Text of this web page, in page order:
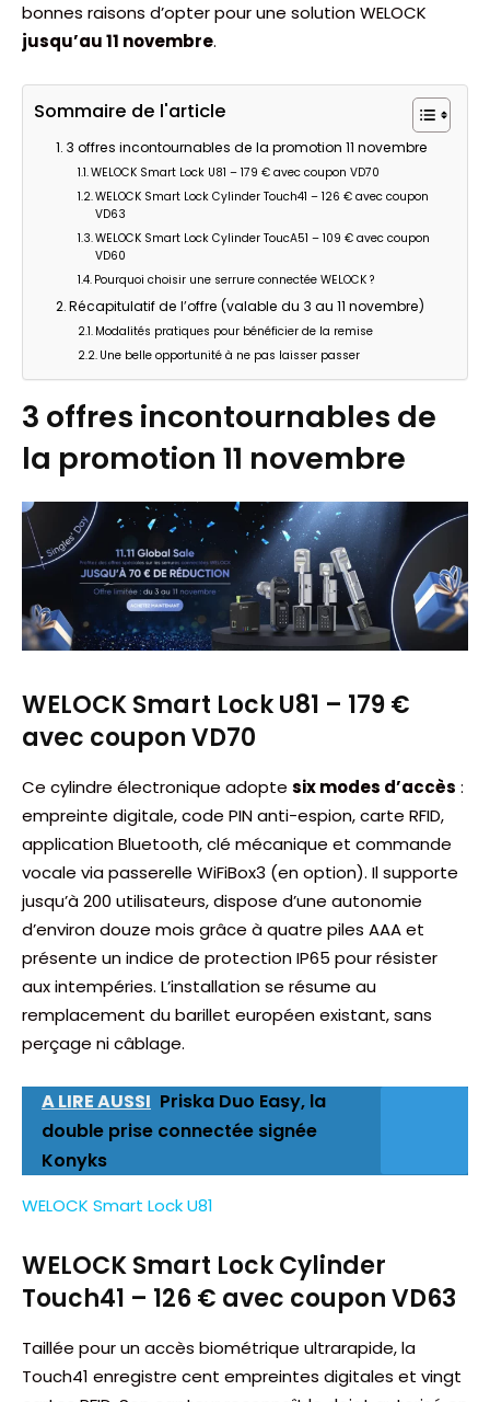
bonnes raisons d’opter pour une solution WELOCK
jusqu’au 11 novembre.
Sommaire de l'article
3 offres incontournables de la promotion 11 novembre
WELOCK Smart Lock U81 – 179 € avec coupon VD70
WELOCK Smart Lock Cylinder Touch41 – 126 € avec coupon
VD63
WELOCK Smart Lock Cylinder ToucA51 – 109 € avec coupon
VD60
Pourquoi choisir une serrure connectée WELOCK ?
Récapitulatif de l’offre (valable du 3 au 11 novembre)
Modalités pratiques pour bénéficier de la remise
Une belle opportunité à ne pas laisser passer
3 offres incontournables de
la promotion 11 novembre
WELOCK Smart Lock U81 – 179 €
avec coupon VD70
Ce cylindre électronique adopte six modes d’accès :
empreinte digitale, code PIN anti-espion, carte RFID,
application Bluetooth, clé mécanique et commande
vocale via passerelle WiFiBox3 (en option). Il supporte
jusqu’à 200 utilisateurs, dispose d’une autonomie
d’environ douze mois grâce à quatre piles AAA et
présente un indice de protection IP65 pour résister
aux intempéries. L’installation se résume au
remplacement du barillet européen existant, sans
perçage ni câblage.
A LIRE AUSSI Priska Duo Easy, la
double prise connectée signée
Konyks
WELOCK Smart Lock U81
WELOCK Smart Lock Cylinder
Touch41 – 126 € avec coupon VD63
Taillée pour un accès biométrique ultrarapide, la
Touch41 enregistre cent empreintes digitales et vingt